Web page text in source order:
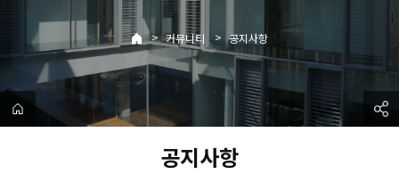
> 커뮤니티 > 공지사항
공지사항